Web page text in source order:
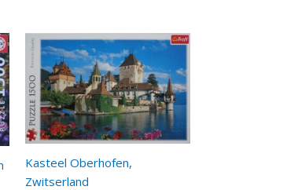
Kasteel Oberhofen,
Zwitserland